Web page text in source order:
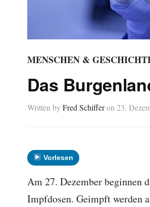
MENSCHEN &
Das
Written byFred Schiffer on 23.
Vorlesen
Am 27. Dezember beginnen
Impfdosen. Geimpft werden